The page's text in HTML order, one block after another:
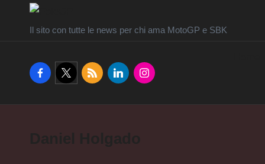
Il sito con tutte le news per chi ama MotoGP e SBK
facebook.com
twitter.com
rss.comlinkedin.cominstagram.com
Daniel Holgado